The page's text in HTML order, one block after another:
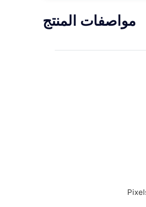
مواصفات المنتج